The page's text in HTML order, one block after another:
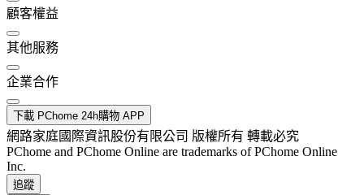
顧客權益
其他服務
企業合作
下載 PChome 24h購物 APP
網路家庭國際資訊股份有限公司 版權所有 轉載必究
PChome and PChome Online are trademarks of PChome Online
Inc.
追蹤